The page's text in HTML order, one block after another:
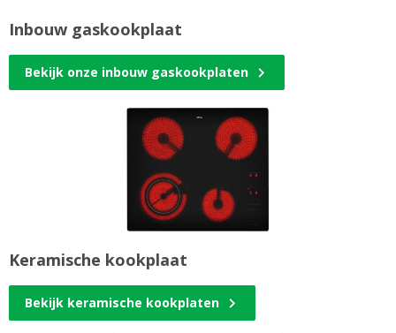
Inbouw gaskookplaat
Bekijk onze inbouw gaskookplaten
Keramische kookplaat
Bekijk keramische kookplaten